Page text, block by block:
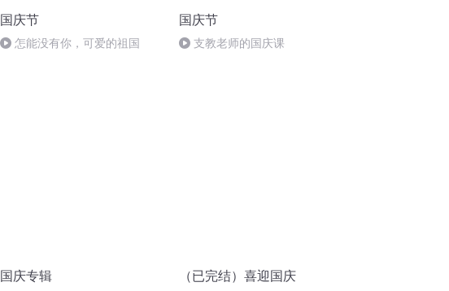
国庆节
怎能没有你，可爱的祖国
国庆节
支教老师的国庆课
国庆专辑 （已完结）喜迎国庆